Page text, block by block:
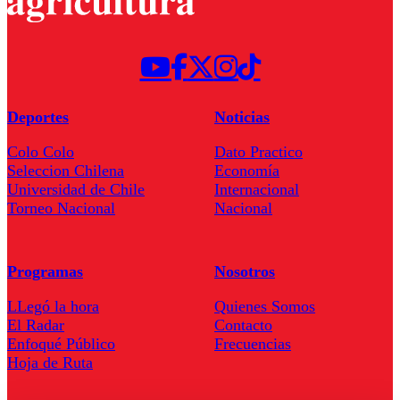
Deportes
Colo Colo
Seleccion Chilena
Universidad de Chile
Torneo Nacional
Noticias
Dato Practico
Economía
Internacional
Nacional
Programas
LLegó la hora
El Radar
Enfoqué Público
Hoja de Ruta
Nosotros
Quienes Somos
Contacto
Frecuencias